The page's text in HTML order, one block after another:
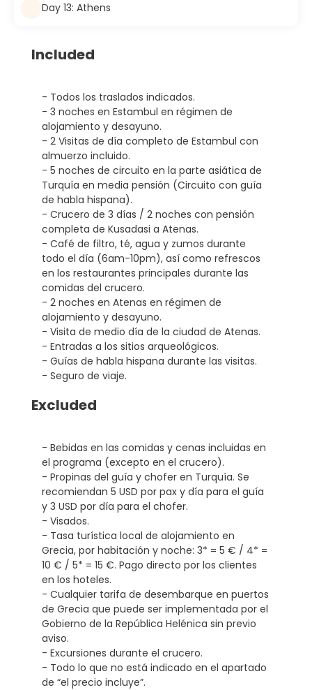
Day 13: Athens
Included
- Todos los traslados indicados.
- 3 noches en Estambul en régimen de
alojamiento y desayuno.
- 2 Visitas de día completo de Estambul con
almuerzo incluido.
- 5 noches de circuito en la parte asiática de
Turquía en media pensión (Circuito con guía
de habla hispana).
- Crucero de 3 días / 2 noches con pensión
completa de Kusadasi a Atenas.
- Café de filtro, té, agua y zumos durante
todo el día (6am-10pm), así como refrescos
en los restaurantes principales durante las
comidas del crucero.
- 2 noches en Atenas en régimen de
alojamiento y desayuno.
- Visita de medio día de la ciudad de Atenas.
- Entradas a los sitios arqueológicos.
- Guías de habla hispana durante las visitas.
- Seguro de viaje.
Excluded
- Bebidas en las comidas y cenas incluidas en
el programa (excepto en el crucero).
- Propinas del guía y chofer en Turquía. Se
recomiendan 5 USD por pax y día para el guía
y 3 USD por día para el chofer.
- Visados.
- Tasa turística local de alojamiento en
Grecia, por habitación y noche: 3* = 5 € / 4* =
10 € / 5* = 15 €. Pago directo por los clientes
en los hoteles.
- Cualquier tarifa de desembarque en puertos
de Grecia que puede ser implementada por el
Gobierno de la República Helénica sin previo
aviso.
- Excursiones durante el crucero.
- Todo lo que no está indicado en el apartado
de “el precio incluye”.